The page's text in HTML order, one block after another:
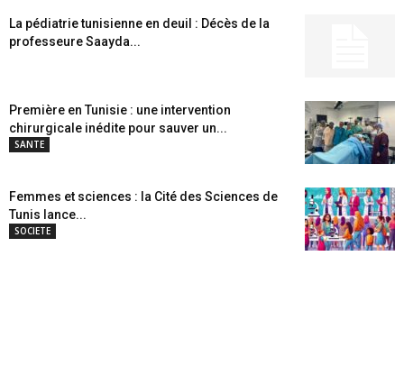
La pédiatrie tunisienne en deuil : Décès de la
professeure Saayda...
Première en Tunisie : une intervention
chirurgicale inédite pour sauver un...
SANTE
Femmes et sciences : la Cité des Sciences de
Tunis lance...
SOCIETE